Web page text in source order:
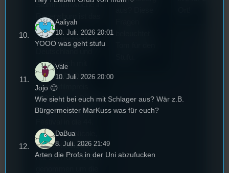
Stummfilmwoche in
Regensburg ist das
älteste
Stummfilmfestivals
wurde auch mit
dem deutschen
Stummfilmpreis
2022 gekürt. Diesen
Sommer geht das
Runde und Nicole,
die Festivalleitung,
hat sich für uns Zeit
Aaliyah
10. Juli. 2026 20:01
YOOO was geht stufu
Vale
10. Juli. 2026 20:00
Jojo 🙂
Wie sieht bei euch mit Schlager aus? Wär z.B.
Bürgermeister MarKuss was für euch?
DaBua
8. Juli. 2026 21:49
Arten die Profs in der Uni abzufucken